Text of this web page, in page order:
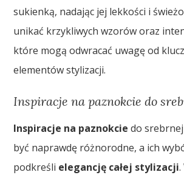
sukienką, nadając jej lekkości i
unikać krzykliwych wzorów oraz
które mogą odwracać uwagę od
elementów stylizacji.
Inspiracje na paznokcie do
Inspiracje na paznokcie do
być naprawdę różnorodne, a ich
podkreśli elegancję całej stylizacji